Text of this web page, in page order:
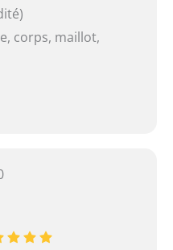
corps, maillot,